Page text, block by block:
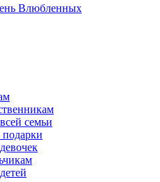
Влюбленных
семьи